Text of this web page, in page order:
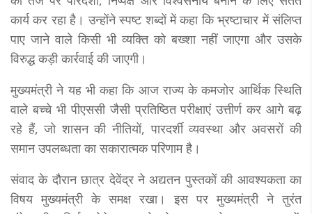
कार्य कर रहा है। उन्होंने स्पष्ट शब्दों में कहा कि भ्रष्टाचार में संलिप्त
पाए जाने वाले किसी भी व्यक्ति को बख्शा नहीं जाएगा और उसके
विरुद्ध कड़ी कार्रवाई की जाएगी।
मुख्यमंत्री ने यह भी कहा कि आज राज्य के कमजोर आर्थिक स्थिति
वाले बच्चे भी पीएससी जैसी प्रतिष्ठित परीक्षाएं उत्तीर्ण कर आगे बढ़
रहे हैं, जो शासन की नीतियों, पारदर्शी व्यवस्था और अवसरों की
समान उपलब्धता का सकारात्मक परिणाम है।
संवाद के दौरान छात्र देवेंद्र ने अद्यतन पुस्तकों की आवश्यकता का
विषय मुख्यमंत्री के समक्ष रखा। इस पर मुख्यमंत्री ने तुरंत